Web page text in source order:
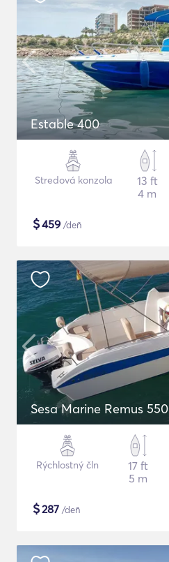
Estable 400
Stredová konzola
13 ft
4 m
$459 /deň
Sesa Marine Remus 550
Rýchlostný čln
17 ft
5 m
$287 /deň